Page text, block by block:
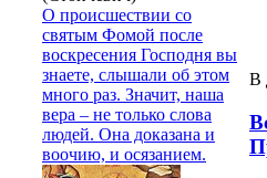
О происшествии со
святым Фомой после
воскресения Господня вы
знаете, слышали об этом
много раз. Значит, наша
вера – не только слова
людей. Она доказана и
воочию, и осязанием.
В